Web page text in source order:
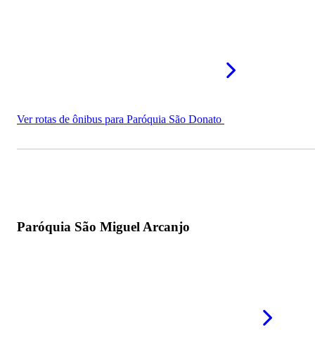
Ver rotas de ônibus para Paróquia São Donato
Paróquia São Miguel Arcanjo